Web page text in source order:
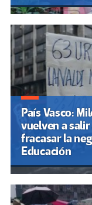
País Vasco:
vuelven a
fracasar la
Educación